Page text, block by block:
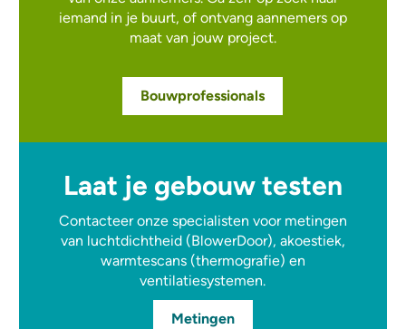
iemand in je buurt, of ontvang aannemers op
maat van jouw project.
Bouwprofessionals
Laat je gebouw testen
Contacteer onze specialisten voor metingen
van luchtdichtheid (BlowerDoor), akoestiek,
warmtescans (thermografie) en
ventilatiesystemen.
Metingen